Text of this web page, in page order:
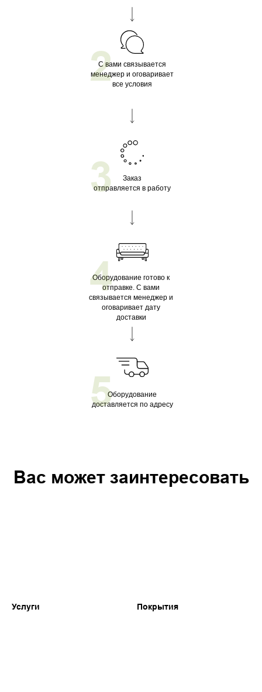
С вами связывается
менеджер и оговаривает
все условия
Заказ
отправляется в работу
Оборудование готово к
отправке. С вами
связывается менеджер и
оговаривает дату
доставки
Оборудование
доставляется по адресу
2
3
4
5
Вас может заинтересовать
Услуги Покрытия